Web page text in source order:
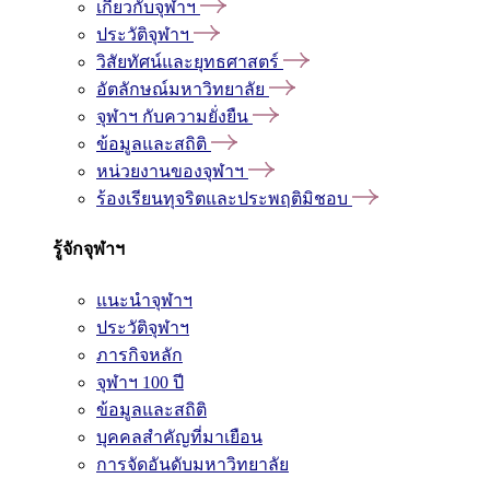
เกี่ยวกับจุฬาฯ
ประวัติจุฬาฯ
วิสัยทัศน์และยุทธศาสตร์
อัตลักษณ์มหาวิทยาลัย
จุฬาฯ กับความยั่งยืน
ข้อมูลและสถิติ
หน่วยงานของจุฬาฯ
ร้องเรียนทุจริตและประพฤติมิชอบ
รู้จักจุฬาฯ
แนะนำจุฬาฯ
ประวัติจุฬาฯ
ภารกิจหลัก
จุฬาฯ 100 ปี
ข้อมูลและสถิติ
บุคคลสำคัญที่มาเยือน
การจัดอันดับมหาวิทยาลัย